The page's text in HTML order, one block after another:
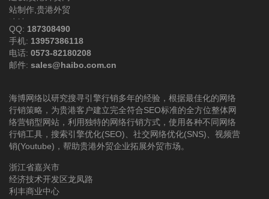
QQ: 187308490
手机: 13957386118
电话: 0573-82180208
邮件: sales@haibo.com.cn
海博网络以研究搜寻引擎行销多年的经验，根据最佳化的网络
行销策略，为贵港客户建立完全符合SEO标准的全方位整体网
络营销型网站，利用独特的网络行销方式，使用各种不同网络
行销工具，搜索引擎优化(SEO)、社交网络优化(SNS)、视频营
销(Youtube)，帮助贵港外贸企业拓展外贸市场。
浙江省嘉兴市
经济技术开发区龙凤路
利丰商业中心